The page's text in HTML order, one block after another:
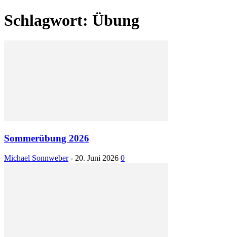
Schlagwort: Übung
Sommerübung 2026
Michael Sonnweber - 20. Juni 2026 0